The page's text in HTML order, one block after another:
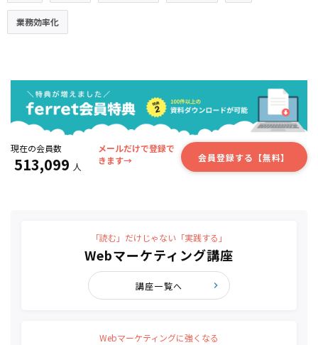
業務効率化
現在の会員数
513,099 人
メールだけで登録で
きます→
会員登録する【無料】
「読む」だけじゃない「実践する」
Webマーケティング講座
講座一覧へ
Webマーケティングに強くなる